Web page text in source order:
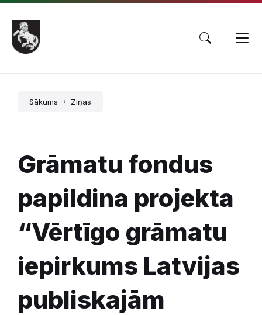
Pāriet
saturu
Skip
main
navigation
Skip
footer
Sākums Ziņas
Grāmatu fondus
papildina projekta
“Vērtīgo grāmatu
iepirkums Latvijas
publiskajām